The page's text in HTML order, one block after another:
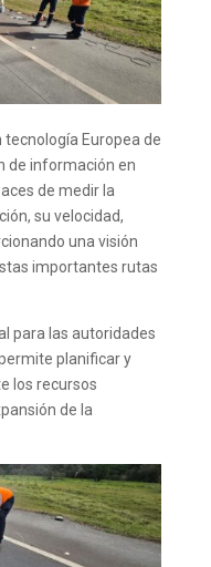
Europea de
de información en
de medir la
su velocidad,
una visión
importantes rutas
para las autoridades
planificar y
los recursos
de la